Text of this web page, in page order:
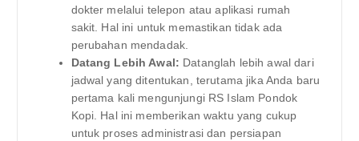
dokter melalui telepon atau aplikasi rumah
sakit. Hal ini untuk memastikan tidak ada
perubahan mendadak.
Datang Lebih Awal: Datanglah lebih awal dari
jadwal yang ditentukan, terutama jika Anda baru
pertama kali mengunjungi RS Islam Pondok
Kopi. Hal ini memberikan waktu yang cukup
untuk proses administrasi dan persiapan